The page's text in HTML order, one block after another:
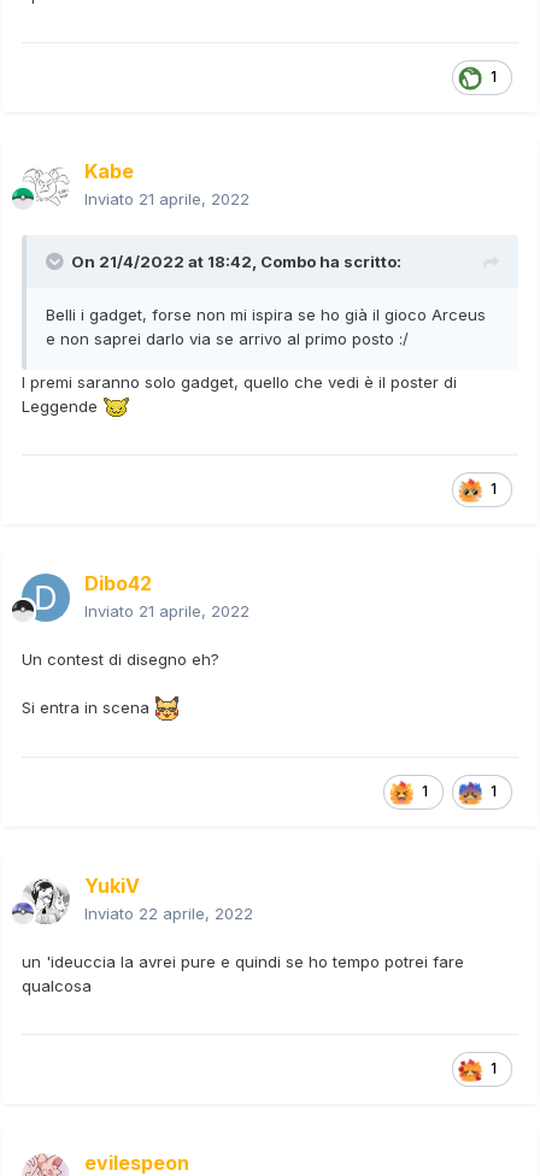
1
Kabe
Inviato 21 aprile, 2022
On 21/4/2022 at 18:42, Combo ha scritto:
Belli i gadget, forse non mi ispira se ho già il gioco Arceus
e non saprei darlo via se arrivo al primo posto :/
I premi saranno solo gadget, quello che vedi è il poster di
Leggende
1
Dibo42
Inviato 21 aprile, 2022
Un contest di disegno eh?
Si entra in scena
1 1
YukiV
Inviato 22 aprile, 2022
un 'ideuccia la avrei pure e quindi se ho tempo potrei fare
qualcosa
1
evilespeon